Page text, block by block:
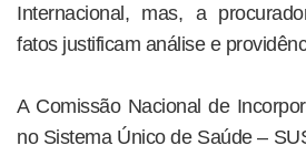
Internacional, mas, a
fatos justificam análise e
A Comissão Nacional de
no Sistema Único de Saúde –